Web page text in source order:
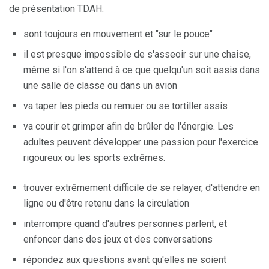
de présentation TDAH:
sont toujours en mouvement et "sur le pouce"
il est presque impossible de s'asseoir sur une chaise,
même si l'on s'attend à ce que quelqu'un soit assis dans
une salle de classe ou dans un avion
va taper les pieds ou remuer ou se tortiller assis
va courir et grimper afin de brûler de l'énergie. Les
adultes peuvent développer une passion pour l'exercice
rigoureux ou les sports extrêmes.
trouver extrêmement difficile de se relayer, d'attendre en
ligne ou d'être retenu dans la circulation
interrompre quand d'autres personnes parlent, et
enfoncer dans des jeux et des conversations
répondez aux questions avant qu'elles ne soient